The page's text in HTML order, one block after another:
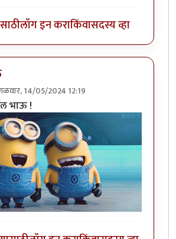
लॉग इन कराकिंवासदस्य व्हा
14/05/2024 12:19
चौको का हेलीकॉप्टर शाॅट.....
भाऊ !